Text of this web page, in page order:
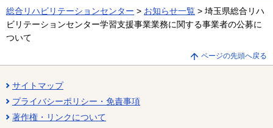
総合リハビリテーションセンター > お知らせ一覧 > 埼玉県総合リハ
ビリテーションセンター学習支援事業業務に関する事業者の公募に
ついて
ページの先頭へ戻る
サイトマップ
プライバシーポリシー・免責事項
著作権・リンクについて